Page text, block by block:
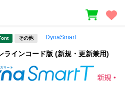
その他 DynaSmart
インコード版 (新規・更新兼用)